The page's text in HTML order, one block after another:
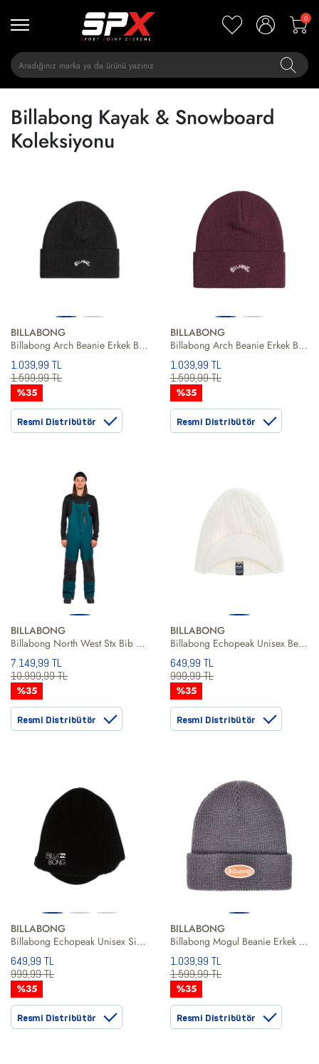
0
Billabong Kayak & Snowboard
Koleksiyonu
BILLABONG
Billabong Arch Beanie Erkek Bere
1.039,99 TL
1.599,99 TL
%35
Resmi Distribütör
BILLABONG
Billabong Arch Beanie Erkek Bere
1.039,99 TL
1.599,99 TL
%35
Resmi Distribütör
BILLABONG
Billabong North West Stx Bib Erkek Mavi Snowboard Tulumu
7.149,99 TL
10.999,99 TL
%35
Resmi Distribütör
BILLABONG
Billabong Echopeak Unisex Beyaz Bere
649,99 TL
999,99 TL
%35
Resmi Distribütör
BILLABONG
Billabong Echopeak Unisex Siyah Bere
649,99 TL
999,99 TL
%35
Resmi Distribütör
BILLABONG
Billabong Mogul Beanie Erkek Bere
1.039,99 TL
1.599,99 TL
%35
Resmi Distribütör